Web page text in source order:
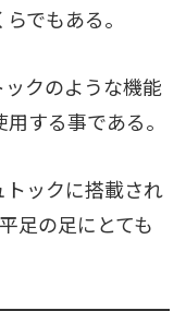
でもある。
クのような機能
する事である。
ックに搭載され
足の足にとても